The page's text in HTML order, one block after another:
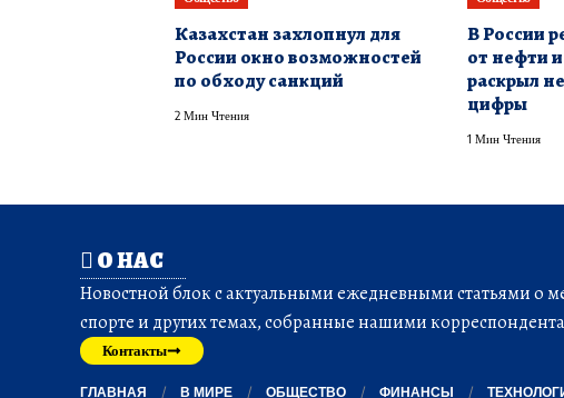
Казахстан захлопнул для
России окно возможностей
по обходу санкций
2 Мин Чтения
В России
от нефти
раскрыл
цифры
1 Мин Чтения
О НАС
Новостной блок с актуальными ежедневными статьями о
спорте и других темах, собранные нашими
Контакты
ГЛАВНАЯ В МИРЕ ОБЩЕСТВО ФИНАНСЫ